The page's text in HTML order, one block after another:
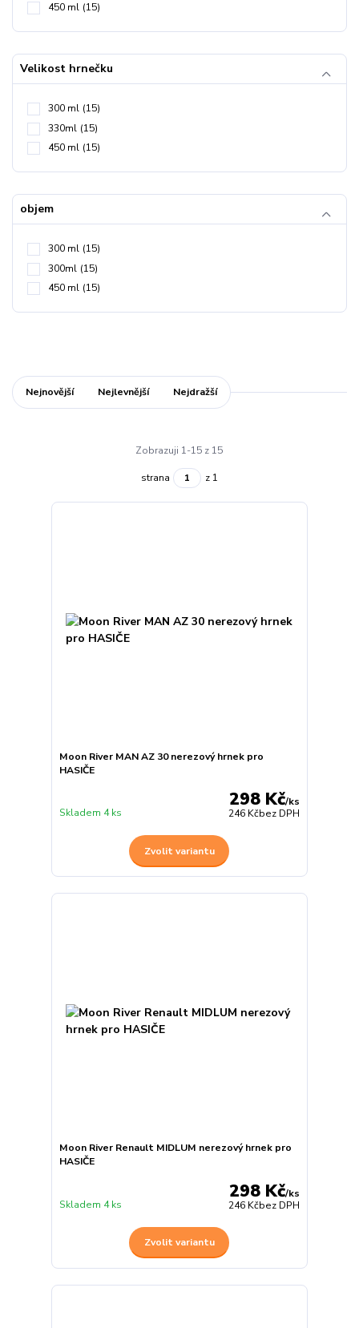
450 ml (15)
Velikost hrnečku
300 ml (15)
330ml (15)
450 ml (15)
objem
300 ml (15)
300ml (15)
450 ml (15)
Nejnovější Nejlevnější Nejdražší
Zobrazuji 1-15 z 15
strana z 1
Moon River MAN AZ 30 nerezový hrnek pro
HASIČE
298 Kč/ks
246 Kčbez DPH
Skladem 4 ks
Zvolit variantu
Moon River Renault MIDLUM nerezový hrnek pro
HASIČE
298 Kč/ks
246 Kčbez DPH
Skladem 4 ks
Zvolit variantu